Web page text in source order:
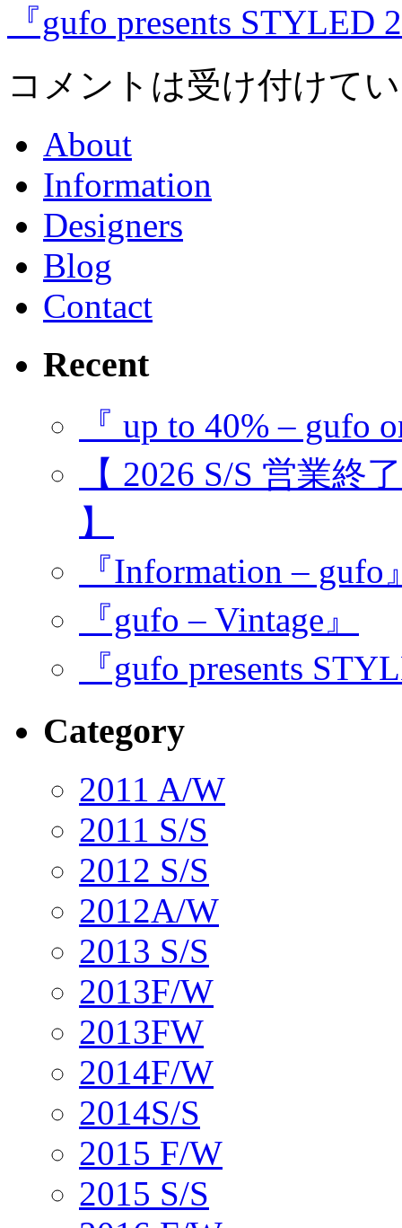
『gufo presents STYLED
コメントは受け付けて
About
Information
Designers
Blog
Contact
Recent
『 up to 40% – gufo
【 2026 S/S 営業終
】
『Information – gufo
『gufo – Vintage』
『gufo presents
Category
2011 A/W
2011 S/S
2012 S/S
2012A/W
2013 S/S
2013F/W
2013FW
2014F/W
2014S/S
2015 F/W
2015 S/S